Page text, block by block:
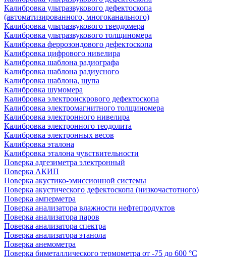
Калибровка ультразвукового дефектоскопа
(автоматизированного, многоканального)
Калибровка ультразвукового твердомера
Калибровка ультразвукового толщиномера
Калибровка феррозондового дефектоскопа
Калибровка цифрового нивелира
Калибровка шаблона радиографа
Калибровка шаблона радиусного
Калибровка шаблона, щупа
Калибровка шумомера
Калибровка электроискрового дефектоскопа
Калибровка электромагнитного толщиномера
Калибровка электронного нивелира
Калибровка электронного теодолита
Калибровка электронных весов
Калибровка эталона
Калибровка эталона чувствительности
Поверка адгезиметра электронный
Поверка АКИП
Поверка акустико-эмиссионной системы
Поверка акустического дефектоскопа (низкочастотного)
Поверка амперметра
Поверка анализатора влажности нефтепродуктов
Поверка анализатора паров
Поверка анализатора спектра
Поверка анализатора этанола
Поверка анемометра
Поверка биметаллического термометра от -75 до 600 °С